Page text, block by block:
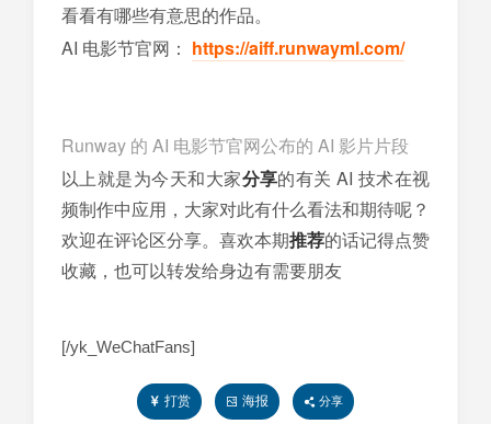
看看有哪些有意思的作品。
AI 电影节官网： https://aiff.runwayml.com/
Runway 的 AI 电影节官网公布的 AI 影片片段
以上就是为今天和大家分享的有关 AI 技术在视
频制作中应用，大家对此有什么看法和期待呢？
欢迎在评论区分享。喜欢本期推荐的话记得点赞
收藏，也可以转发给身边有需要朋友
[/yk_WeChatFans]
打赏 海报 分享